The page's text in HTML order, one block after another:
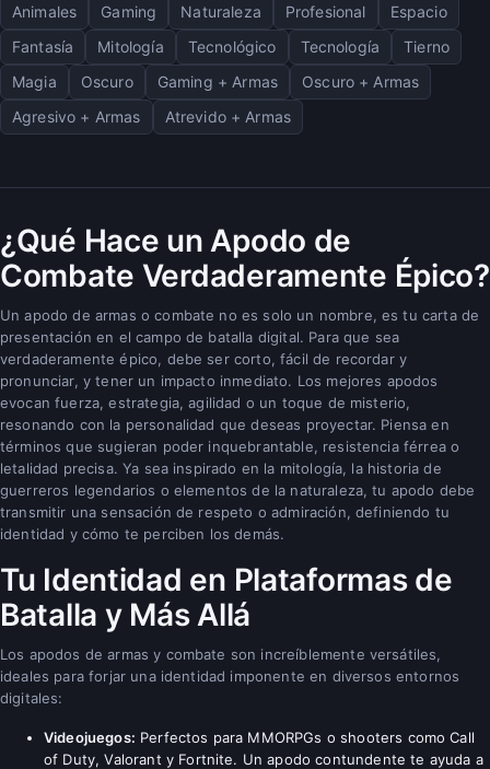
Animales Gaming Naturaleza Profesional
Espacio
Fantasía
Mitología Tecnológico Tecnología
Tierno
Magia
Oscuro Gaming + Armas
Oscuro + Armas
Agresivo + Armas
Atrevido + Armas
¿Qué Hace un Apodo de
Combate Verdaderamente Épico?
Un apodo de armas o combate no es solo un nombre, es tu carta de
presentación en el campo de batalla digital. Para que sea
verdaderamente épico, debe ser corto, fácil de recordar y
pronunciar, y tener un impacto inmediato. Los mejores apodos
evocan fuerza, estrategia, agilidad o un toque de misterio,
resonando con la personalidad que deseas proyectar. Piensa en
términos que sugieran poder inquebrantable, resistencia férrea o
letalidad precisa. Ya sea inspirado en la mitología, la historia de
guerreros legendarios o elementos de la naturaleza, tu apodo debe
transmitir una sensación de respeto o admiración, definiendo tu
identidad y cómo te perciben los demás.
Tu Identidad en Plataformas de
Batalla y Más Allá
Los apodos de armas y combate son increíblemente versátiles,
ideales para forjar una identidad imponente en diversos entornos
digitales:
Videojuegos: Perfectos para MMORPGs o shooters como Call
of Duty, Valorant y Fortnite. Un apodo contundente te ayuda a